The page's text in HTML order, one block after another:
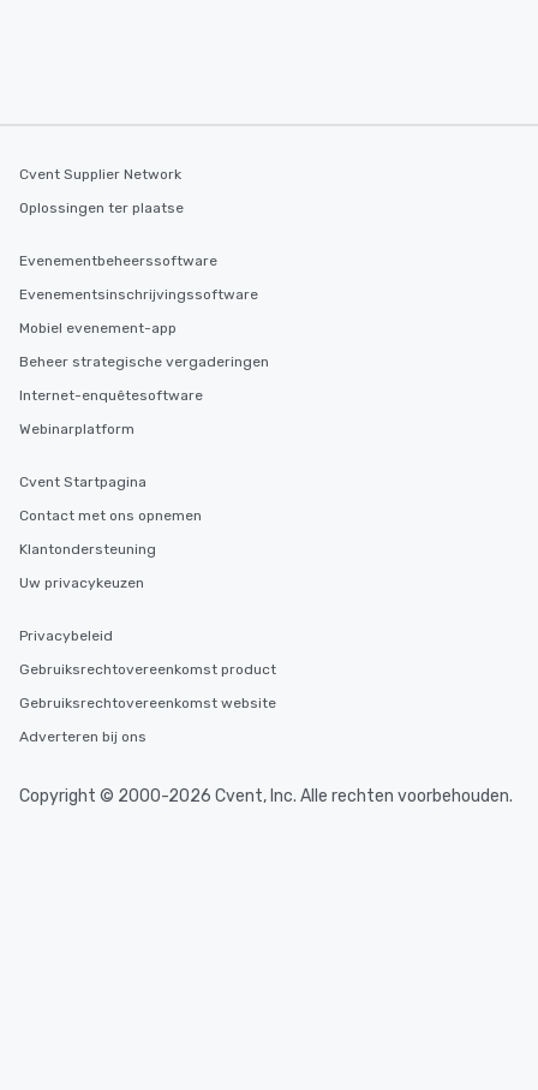
Cvent Supplier Network
Oplossingen ter plaatse
Evenementbeheerssoftware
Evenementsinschrijvingssoftware
Mobiel evenement-app
Beheer strategische vergaderingen
Internet-enquêtesoftware
Webinarplatform
Cvent Startpagina
Contact met ons opnemen
Klantondersteuning
Uw privacykeuzen
Privacybeleid
Gebruiksrechtovereenkomst product
Gebruiksrechtovereenkomst website
Adverteren bij ons
Copyright © 2000-2026 Cvent, Inc. Alle rechten voorbehouden.